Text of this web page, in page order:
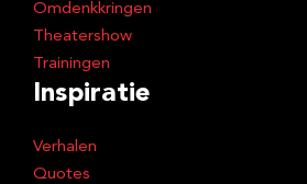
Omdenkkringen
Theatershow
Trainingen
Inspiratie
Verhalen
Quotes